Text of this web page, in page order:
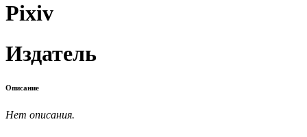
Pixiv
Издатель
Описание
Нет описания.